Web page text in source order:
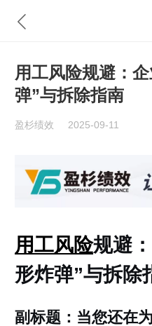
用工风险规避：
弹”与拆除指南
盈杉绩效 2025-09-11
用工风险规避
形炸弹”与拆除
副标题：当您还在